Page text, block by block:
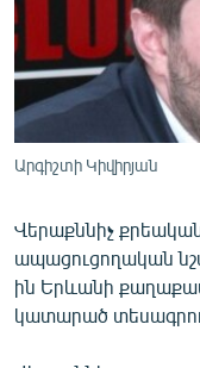
ՄԻՋԱԶԳԱՅԻՆ
ՄՇԱԿՈՒՅԹ
ՍՊՈՐՏ
ԿՈՐՈՆԱՎԻՐՈՒՍ
ԱՐԽԻՎ
ՏԵՍԱՆՅՈՒԹԵՐ
ԲԱՆԱՎԵՃ
Արգիշտի Կիվիրյան
Վերաքննիչ
ապացուցողական
ին Երևանի
կատարած